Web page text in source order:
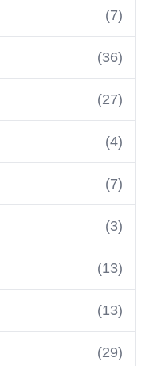
(7)
(36)
(27)
(4)
(7)
(3)
(13)
(13)
(29)